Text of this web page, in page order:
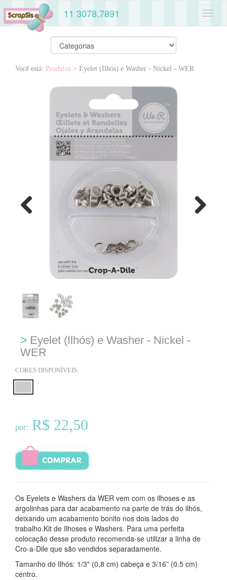
11 3078.7891
Você está: Produtos > Eyelet (Ilhós) e Washer - Nickel - WER
> Eyelet (Ilhós) e Washer - Nickel -
WER
CORES DISPONÍVEIS:
por: R$ 22,50
Os Eyelets e Washers da WER vem com os ilhoses e as
argolinhas para dar acabamento na parte de trás do ilhós,
deixando um acabamento bonito nos dois lados do
trabalho.Kit de Ilhoses e Washers. Para uma perfeita
colocação desse produto recomenda-se utilizar a linha de
Cro-a-Dile que são vendidos separadamente.
Tamanho do Ilhós: 1/3" (0,8 cm) cabeça e 3/16” (0.5 cm)
centro.